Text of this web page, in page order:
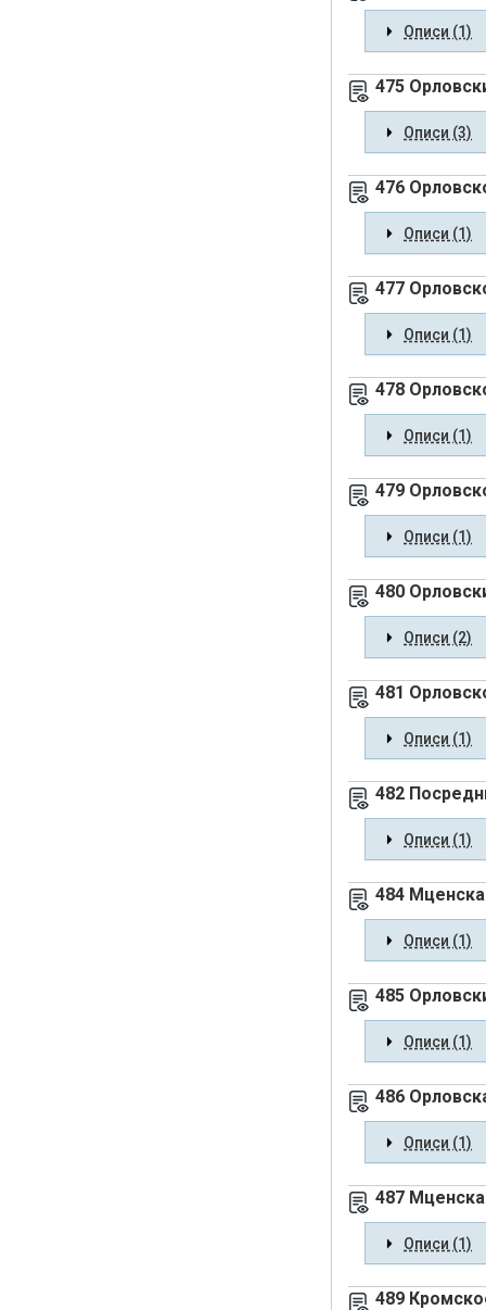
Описи (1)
475
Описи (3)
476
Описи (1)
477
Описи (1)
478
Описи (1)
479
Описи (1)
480
Описи (2)
481
Описи (1)
482
Описи (1)
484
Описи (1)
485
Описи (1)
486
Описи (1)
487
Описи (1)
489